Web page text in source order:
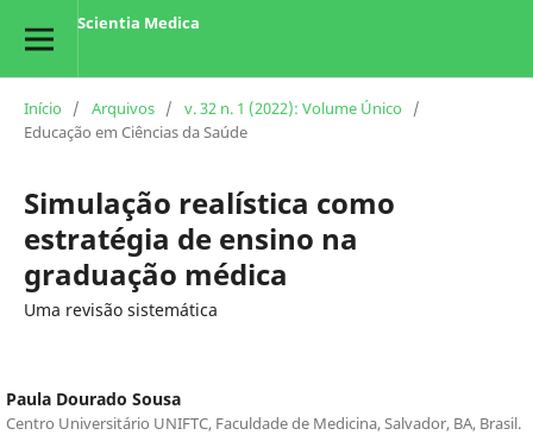
Scientia Medica
Início / Arquivos / v. 32 n. 1 (2022): Volume Único
/
Educação em Ciências da Saúde
Simulação realística como
estratégia de ensino na
graduação médica
Uma revisão sistemática
Paula Dourado Sousa
Centro Universitário UNIFTC, Faculdade de Medicina, Salvador, BA, Brasil.